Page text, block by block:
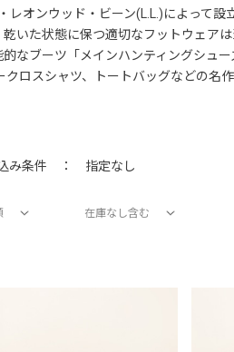
レオンウッド・ビーン(L.L.)によって
いた状態に保つ適切なフットウェア
なブーツ「メインハンティングシュ
ロスシャツ、トートバッグなどの
み条件 ： 指定なし
在庫なし含む